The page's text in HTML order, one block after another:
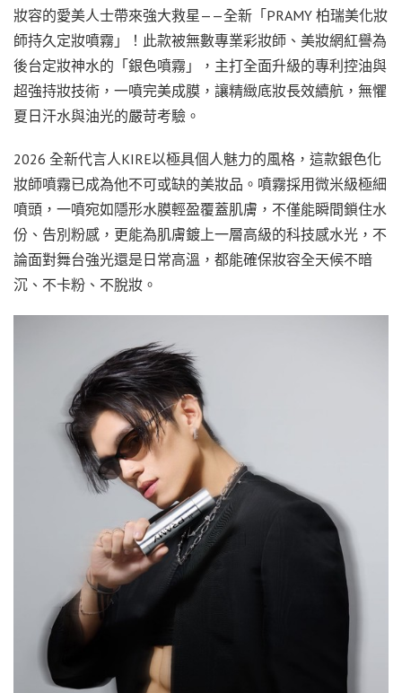
妝容的愛美人士帶來強大救星——全新「PRAMY 柏瑞美化妝
師持久定妝噴霧」！此款被無數專業彩妝師、美妝網紅譽為
後台定妝神水的「銀色噴霧」，主打全面升級的專利控油與
超強持妝技術，一噴完美成膜，讓精緻底妝長效續航，無懼
夏日汗水與油光的嚴苛考驗。
2026 全新代言人KIRE以極具個人魅力的風格，這款銀色化
妝師噴霧已成為他不可或缺的美妝品。噴霧採用微米級極細
噴頭，一噴宛如隱形水膜輕盈覆蓋肌膚，不僅能瞬間鎖住水
份、告別粉感，更能為肌膚鍍上一層高級的科技感水光，不
論面對舞台強光還是日常高溫，都能確保妝容全天候不暗
沉、不卡粉、不脫妝。